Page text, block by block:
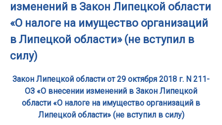
изменений в Закон Липецкой области
«О налоге на имущество организаций
в Липецкой области» (не вступил в
силу)
Закон Липецкой области от 29 октября 2018 г. N 211-
ОЗ «О внесении изменений в Закон Липецкой
области «О налоге на имущество организаций в
Липецкой области» (не вступил в силу)